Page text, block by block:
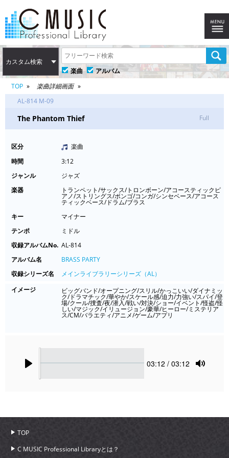
カスタム検索
楽曲
アルバム
TOP
楽曲詳細画面
AL-814 M-09
The Phantom Thief Full
区分
楽曲
時間
3:12
ジャンル
ジャズ
楽器
トランペット/サックス/トロンボーン/アコースティックピ
アノ/ストリングス/ボンゴ/コンガ/シンセベース/アコース
ティックベース/ドラム/ブラス
キー
マイナー
テンポ
ミドル
収録アルバムNo. AL-814
アルバム名
BRASS PARTY
収録シリーズ名
メインライブラリーシリーズ（AL）
イメージ
ビッグバンド/オープニング/スリル/かっこいい/ダイナミッ
ク/ドラマチック/華やか/スケール感/迫力/力強い/スパイ/登
場/クール/捜査/夜/潜入/戦い/対決/ショー/イベント/怪盗/怪
しい/マジック/イリュージョン/豪華/ヒーロー/ミステリア
ス/CM/バラエティ/アニメ/ゲーム/アプリ
Current
03:12 / 03:12
TOP
C MUSIC Professional Libraryとは？